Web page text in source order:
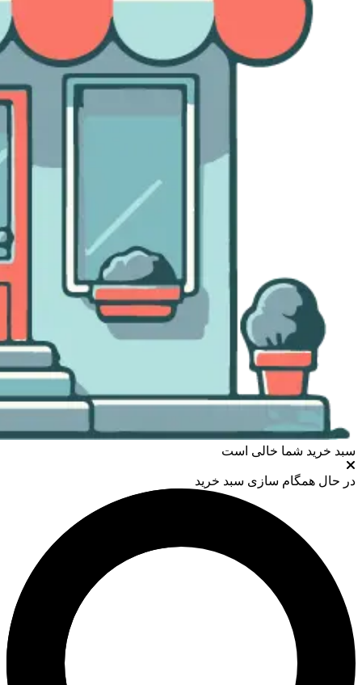
سبد خرید شما خالی است
در حال همگام سازی سبد خرید